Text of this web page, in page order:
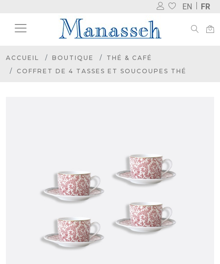
EN FR
ACCUEIL BOUTIQUE
THÉ & CAFÉ
COFFRET DE 4 TASSES ET SOUCOUPES THÉ